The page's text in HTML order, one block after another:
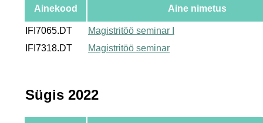
Ainekood Aine nimetus
IFI7065.DT
Magistritöö seminar I
IFI7318.DT
Magistritöö seminar
Sügis 2022